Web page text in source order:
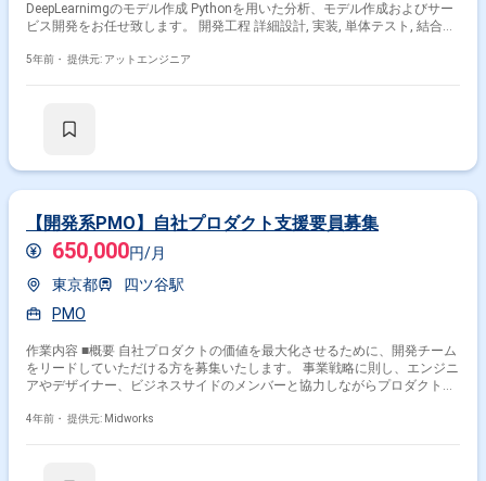
DeepLearnimgのモデル作成 Pythonを用いた分析、モデル作成およびサー
ビス開発をお任せ致します。 開発工程 詳細設計, 実装, 単体テスト, 結合テ
5年前・ 提供元: アットエンジニア
【開発系PMO】自社プロダクト支援要員募集
650,000円/月
東京都
四ツ谷駅
PMO
作業内容 ■概要 自社プロダクトの価値を最大化させるために、開発チーム
をリードしていただける方を募集いたします。 事業戦略に則し、エンジニ
アやデザイナー、ビジネスサイドのメンバーと協力しながらプロダクトを
化させるためのマネジメント能力が必要となります。 ■具体的な作業内容
4年前・ 提供元: Midworks